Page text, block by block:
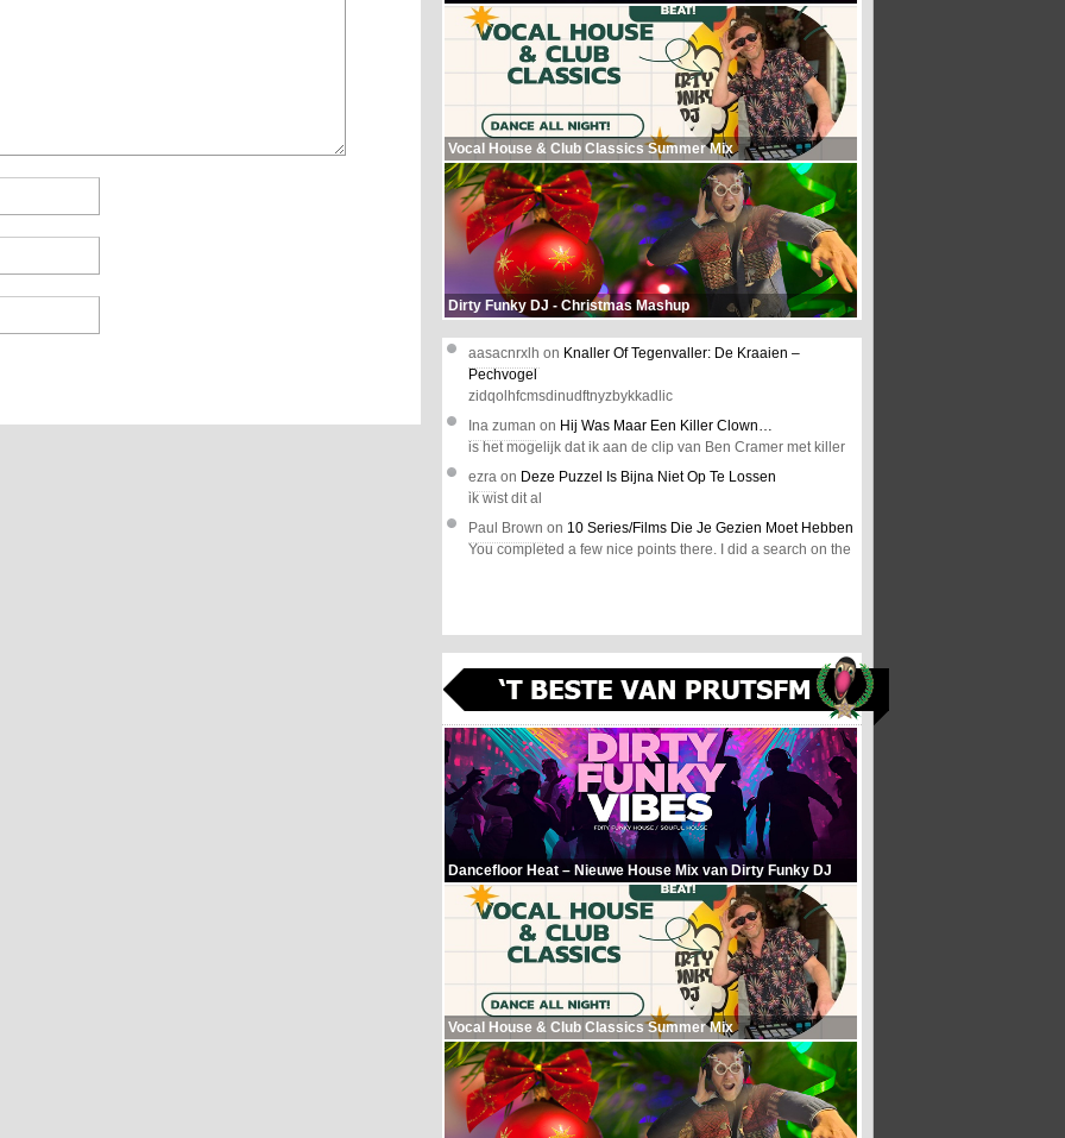
Vocal House & Club Classics Summer Mix
Dirty Funky DJ - Christmas Mashup
aasacnrxlh on Knaller Of Tegenvaller: De Kraaien –
Pechvogel
zidqolhfcmsdinudftnyzbykkadlic
Ina zuman on Hij Was Maar Een Killer Clown…
is het mogelijk dat ik aan de clip van Ben Cramer met killer
ezra on Deze Puzzel Is Bijna Niet Op Te Lossen
ik wist dit al
Paul Brown on 10 Series/Films Die Je Gezien Moet Hebben
You completed a few nice points there. I did a search on the
Dancefloor Heat – Nieuwe House Mix van Dirty Funky DJ
Vocal House & Club Classics Summer Mix